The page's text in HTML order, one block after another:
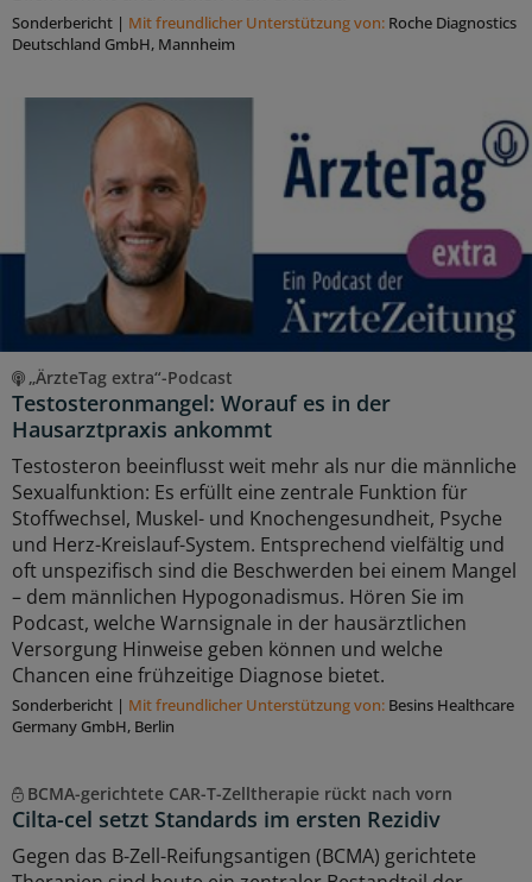
Sonderbericht | Mit freundlicher Unterstützung von: Roche Diagnostics
Deutschland GmbH, Mannheim
„ÄrzteTag extra“-Podcast
Testosteronmangel: Worauf es in der
Hausarztpraxis ankommt
Testosteron beeinflusst weit mehr als nur die männliche
Sexualfunktion: Es erfüllt eine zentrale Funktion für
Stoffwechsel, Muskel- und Knochengesundheit, Psyche
und Herz-Kreislauf-System. Entsprechend vielfältig und
oft unspezifisch sind die Beschwerden bei einem Mangel
– dem männlichen Hypogonadismus. Hören Sie im
Podcast, welche Warnsignale in der hausärztlichen
Versorgung Hinweise geben können und welche
Chancen eine frühzeitige Diagnose bietet.
Sonderbericht | Mit freundlicher Unterstützung von: Besins Healthcare
Germany GmbH, Berlin
BCMA-gerichtete CAR-T-Zelltherapie rückt nach vorn
Cilta-cel setzt Standards im ersten Rezidiv
Gegen das B-Zell-Reifungsantigen (BCMA) gerichtete